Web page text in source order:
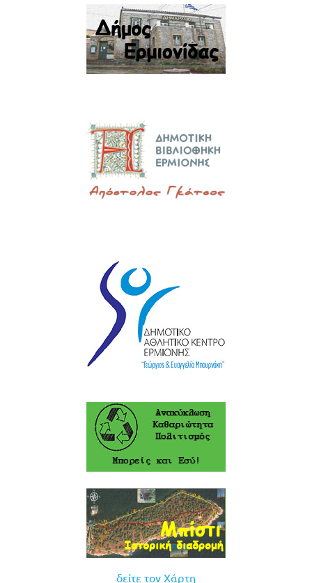
δείτε τον Χάρτη